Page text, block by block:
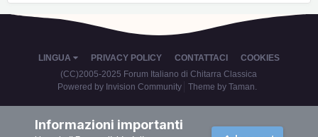
LINGUA PRIVACY POLICY CONTATTACI
COOKIES
(CC)2005-2025 Forum Italiano di Chitarra Classica
Powered by Invision Community
Theme by Taman.
Informazioni importanti